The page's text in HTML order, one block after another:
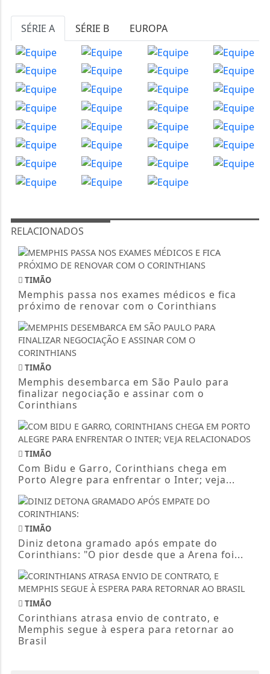
SÉRIE A SÉRIE B EUROPA
RELACIONADOS
TIMÃO
Memphis passa nos exames médicos e fica
próximo de renovar com o Corinthians
TIMÃO
Memphis desembarca em São Paulo para
finalizar negociação e assinar com o
Corinthians
TIMÃO
Com Bidu e Garro, Corinthians chega em
Porto Alegre para enfrentar o Inter; veja...
TIMÃO
Diniz detona gramado após empate do
Corinthians: "O pior desde que a Arena foi...
TIMÃO
Corinthians atrasa envio de contrato, e
Memphis segue à espera para retornar ao
Brasil